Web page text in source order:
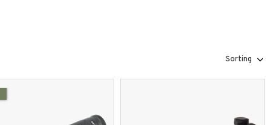
Select sorting method